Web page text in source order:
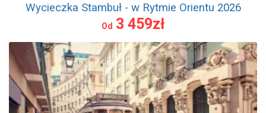
Wycieczka Stambuł - w Rytmie Orientu 2026
Od 3 459zł